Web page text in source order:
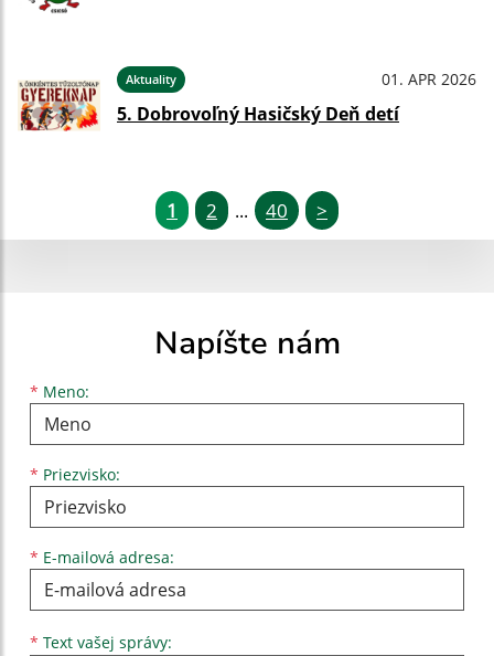
Aktuality 01. APR 2026
5. Dobrovoľný Hasičský Deň detí
1 2 ... 40 >
Napíšte nám
* Meno:
Meno
* Priezvisko:
Priezvisko
* E-mailová adresa:
E-mailová adresa
* Text vašej správy: